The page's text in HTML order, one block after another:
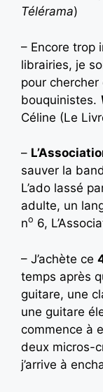
Télérama)
– Encore trop
librairies, je
pour chercher
bouquinistes.
Céline (Le
–
sauver la
L’ado lassé
adulte, un
no 6,
– J’achète ce
temps après
guitare, une
une guitare
commence à
deux micros-
j’arrive à